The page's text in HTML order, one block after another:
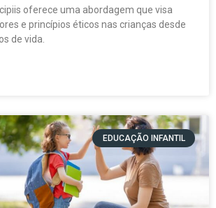
oferece uma abordagem que visa
e princípios éticos nas crianças desde
de vida.
EDUCAÇÃO INFANTIL